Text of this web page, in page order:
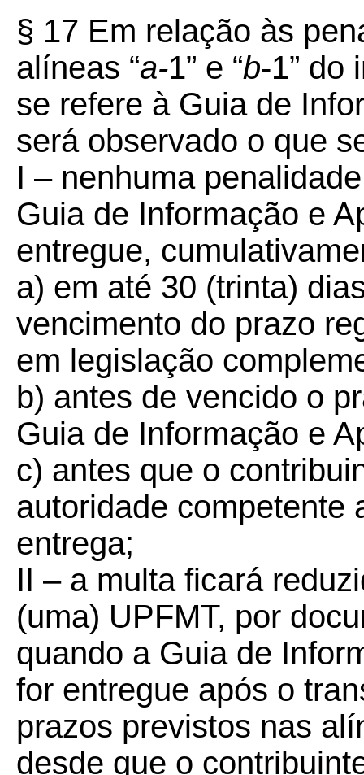
§ 17 Em relação às
alíneas “a-1” e “b-1” do
se refere à Guia de
será observado o que
I – nenhuma
Guia de Informação e
entregue,
a) em até 30 (trinta)
vencimento do prazo
em legislação
b) antes de vencido o
Guia de Informação e
c) antes que o
autoridade competente
entrega;
II – a multa ficará
(uma) UPFMT, por
quando a Guia de
for entregue após o
prazos previstos nas
desde que o